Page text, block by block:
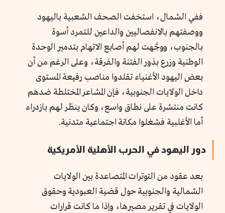
ففي الشمال، استخفت الصحف الشعبية باليهود
ووصفتهم بالانفصاليين والداعين للتمرد أسوة
بالجنوب، ووجَّهت لهم أصابع الاتهام بتدمير الوحدة
الوطنية وزرع بذور الفتنة والفرقة، وعلى الرغم من أن
بعض اليهود الأغنياء تقلدوا مناصب رفيعة المستوى
داخل الولايات الجنوبية، فإن المشاعر المختلطة ضدهم
كانت منتشرة على نطاق واسع، وكان ينظر لهم بازدراء
أما الأغلبية فشغلوا مكانة اجتماعية متدنية.
دور اليهود في الحرب الأهلية الأمريكية
بعد عقود من التوترات المتصاعدة بين الولايات
الشمالية والجنوبية حول قضية العبودية وحقوق
الولايات في تقرير مصيرها، وإذا ما كانت قرارات